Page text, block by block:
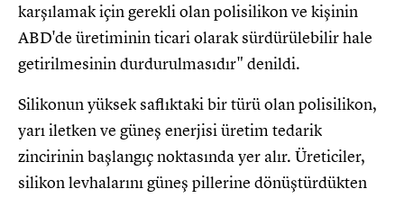
karşılamak için gerekli olan polisilikon ve kişinin
ABD'de üretiminin ticari olarak sürdürülebilir hale
getirilmesinin durdurulmasıdır" denildi.
Silikonun yüksek saflıktaki bir türü olan polisilikon,
yarı iletken ve güneş enerjisi üretim tedarik
zincirinin başlangıç ​​noktasında yer alır. Üreticiler,
silikon levhalarını güneş pillerine dönüştürdükten